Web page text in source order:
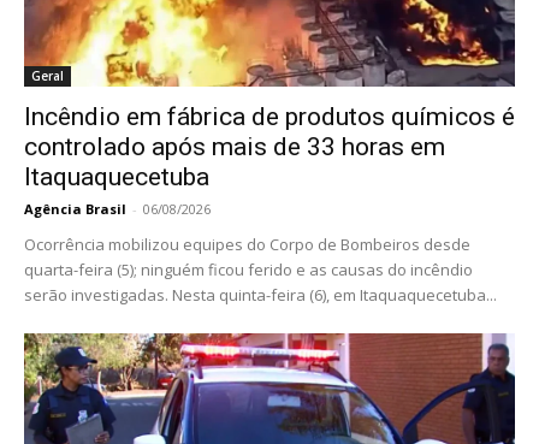
Geral
Incêndio em fábrica de produtos químicos é
controlado após mais de 33 horas em
Itaquaquecetuba
Agência Brasil - 06/08/2026
Ocorrência mobilizou equipes do Corpo de Bombeiros desde
quarta-feira (5); ninguém ficou ferido e as causas do incêndio
serão investigadas. Nesta quinta-feira (6), em Itaquaquecetuba...